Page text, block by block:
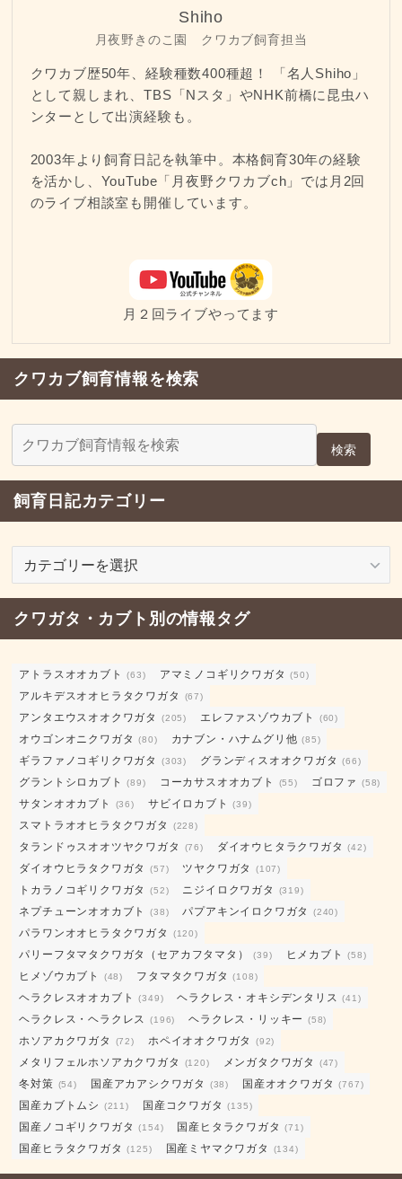
Shiho
月夜野きのこ園 クワカブ飼育担当
クワカブ歴50年、経験種数400種超！ 「名人Shiho」
として親しまれ、TBS「Nスタ」やNHK前橋に昆虫ハ
ンターとして出演経験も。
2003年より飼育日記を執筆中。本格飼育30年の経験
を活かし、YouTube「月夜野クワカブch」では月2回
のライブ相談室も開催しています。
月２回ライブやってます
クワカブ飼育情報を検索
検索
飼育日記カテゴリー
日
記
テ
ゴ
リ
ー
クワガタ・カブト別の情報タグ
アトラスオオカブト (63) アマミノコギリクワガタ (50)
アルキデスオオヒラタクワガタ (67)
アンタエウスオオクワガタ (205) エレファスゾウカブト (60)
オウゴンオニクワガタ (80) カナブン・ハナムグリ他 (85)
ギラファノコギリクワガタ (303) グランディスオオクワガタ (66)
グラントシロカブト (89) コーカサスオオカブト (55) ゴロファ (58)
サタンオオカブト (36) サビイロカブト (39)
スマトラオオヒラタクワガタ (228)
タランドゥスオオツヤクワガタ (76) ダイオウヒタラクワガタ (42)
ダイオウヒラタクワガタ (57) ツヤクワガタ (107)
トカラノコギリクワガタ (52) ニジイロクワガタ (319)
ネプチューンオオカブト (38) パプアキンイロクワガタ (240)
パラワンオオヒラタクワガタ (120)
パリーフタマタクワガタ（セアカフタマタ） (39) ヒメカブト (58)
ヒメゾウカブト (48) フタマタクワガタ (108)
ヘラクレスオオカブト (349) ヘラクレス・オキシデンタリス (41)
ヘラクレス・ヘラクレス (196) ヘラクレス・リッキー (58)
ホソアカクワガタ (72) ホペイオオクワガタ (92)
メタリフェルホソアカクワガタ (120) メンガタクワガタ (47)
冬対策 (54) 国産アカアシクワガタ (38) 国産オオクワガタ (767)
国産カブトムシ (211) 国産コクワガタ (135)
国産ノコギリクワガタ (154) 国産ヒタラクワガタ (71)
国産ヒラタクワガタ (125) 国産ミヤマクワガタ (134)